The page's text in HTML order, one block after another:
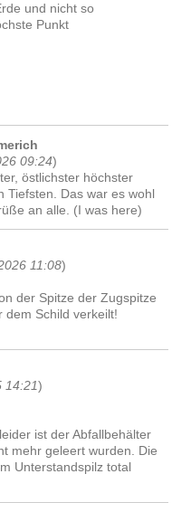
und nicht so
Punkt
09:24)
östlichster höchster
Tiefsten. Das war es wohl
an alle. (I was here)
11:08)
der Spitze der Zugspitze
dem Schild verkeilt!
14:21)
ist der Abfallbehälter
mehr geleert wurden. Die
Unterstandspilz total